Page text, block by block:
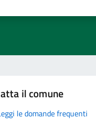
il comune
le domande frequenti